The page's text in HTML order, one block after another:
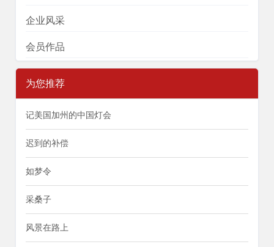
企业风采
会员作品
为您推荐
记美国加州的中国灯会
迟到的补偿
如梦令
采桑子
风景在路上